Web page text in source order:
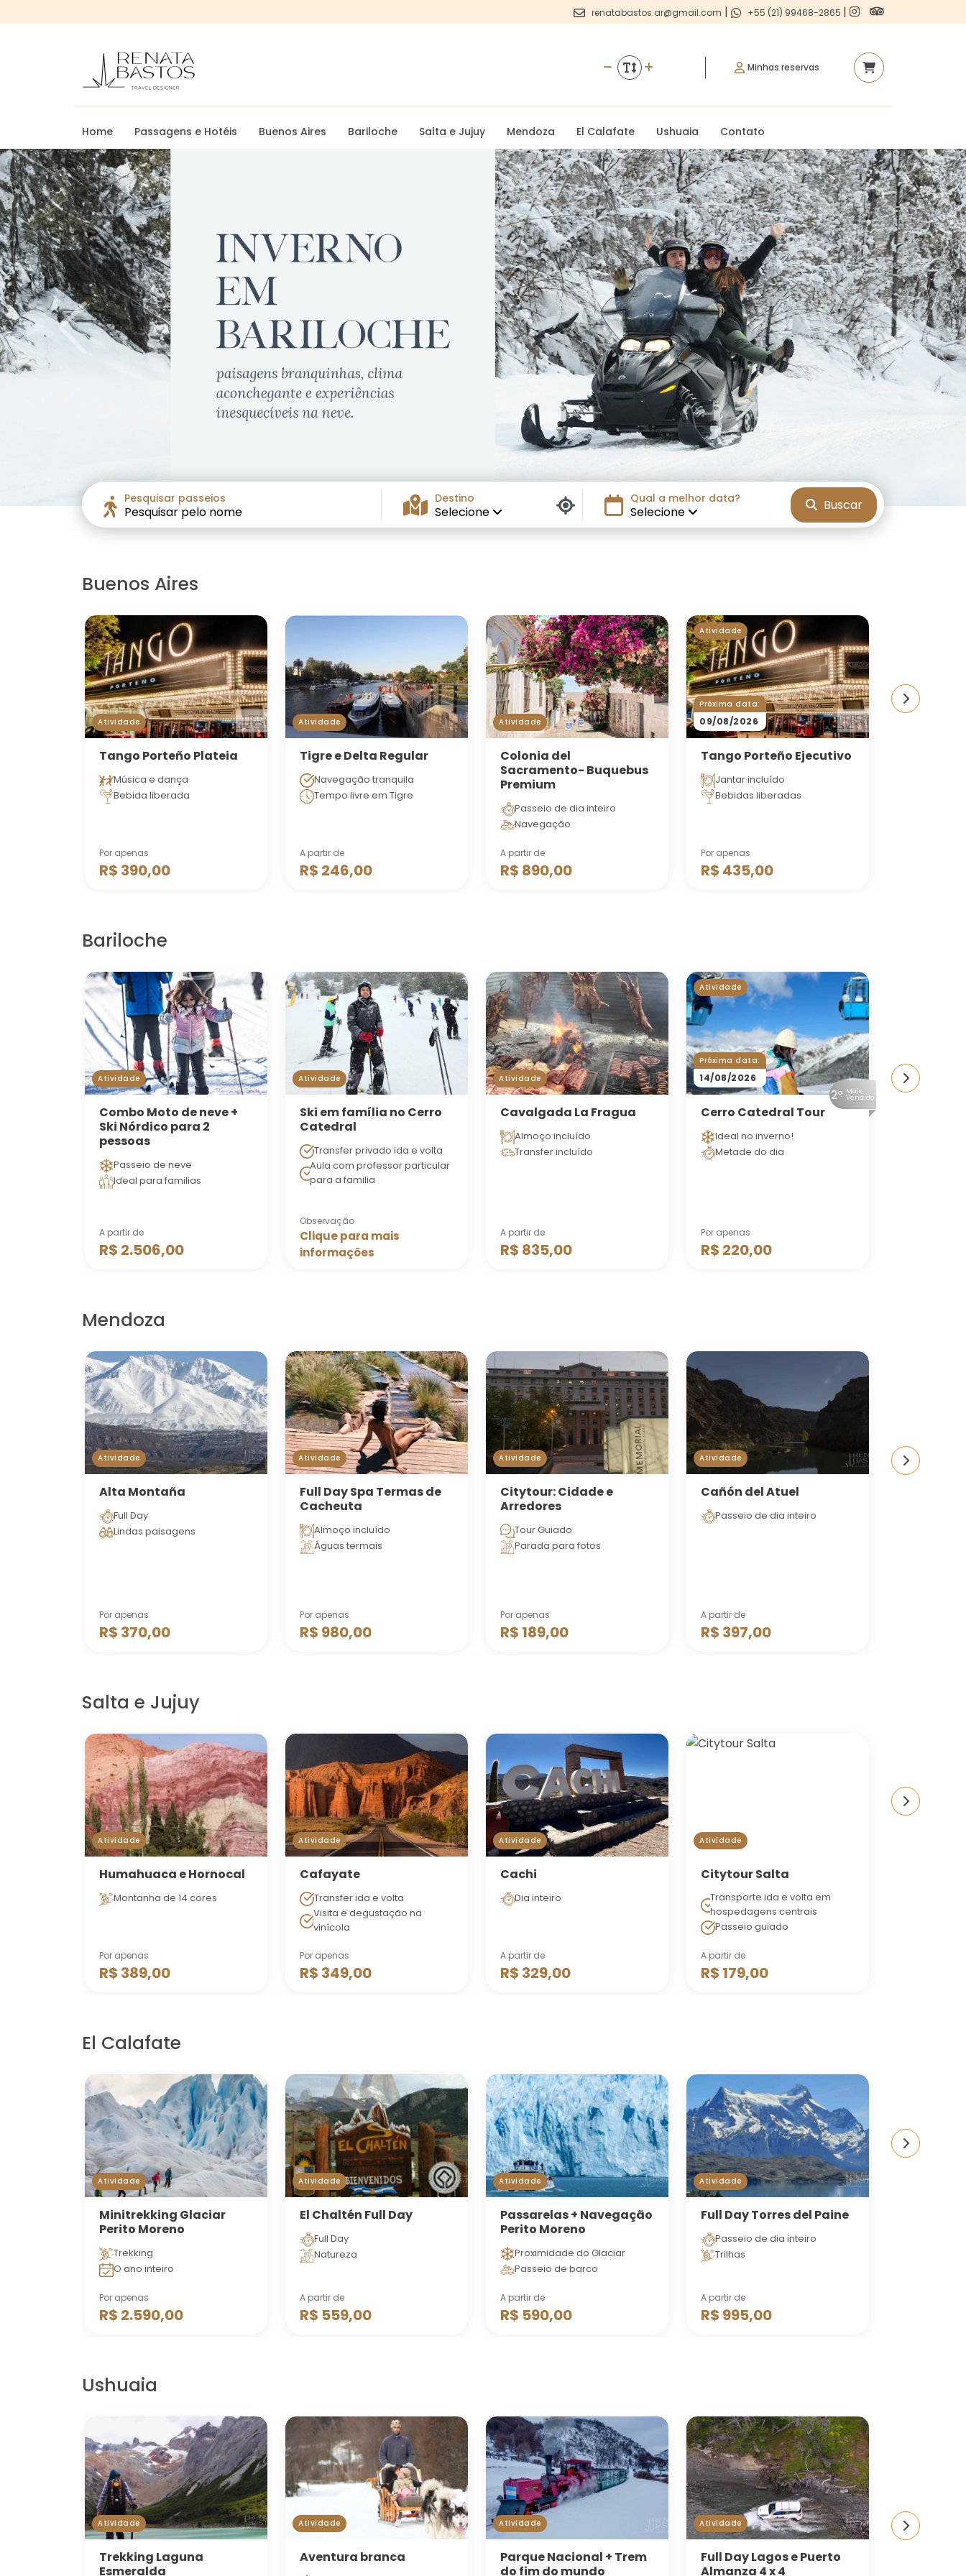
renatabastos.ar@gmail.com | +55 (21) 99468-2865 |
Minhas reservas
Home Passagens e Hotéis Buenos Aires Bariloche Salta e Jujuy Mendoza El Calafate Ushuaia Contato
Previous Next
Pesquisar passeios
Pesquisar pelo nome
Destino
Selecione
Qual a melhor data?
Selecione Buscar
Buenos Aires
Atividade
Tango Porteño Plateia
Música e dança
Bebida liberada
Por apenas
R$ 390,00
Atividade
Tigre e Delta Regular
Navegação tranquila
Tempo livre em Tigre
A partir de
R$ 246,00
Atividade
Colonia del
Sacramento- Buquebus
Premium
Passeio de dia inteiro
Navegação
A partir de
R$ 890,00
Atividade
Próxima data:
09/08/2026
Tango Porteño Ejecutivo
Jantar incluído
Bebidas liberadas
Por apenas
R$ 435,00
Bariloche
Atividade
Combo Moto de neve +
Ski Nórdico para 2
pessoas
Passeio de neve
Ideal para familias
A partir de
R$ 2.506,00
Atividade
Ski em família no Cerro
Catedral
Transfer privado ida e volta
Aula com professor particular
para a familia
Observação
Clique para mais
informações
Atividade
Cavalgada La Fragua
Almoço incluído
Transfer incluído
A partir de
R$ 835,00
Atividade
Próxima data:
14/08/2026
2ºMais
Vendido
Cerro Catedral Tour
Ideal no inverno!
Metade do dia
Por apenas
R$ 220,00
Atividade
Mendoza
Atividade
Alta Montaña
Full Day
Lindas paisagens
Por apenas
R$ 370,00
Atividade
Full Day Spa Termas de
Cacheuta
Almoço incluído
Águas termais
Por apenas
R$ 980,00
Atividade
Citytour: Cidade e
Arredores
Tour Guiado
Parada para fotos
Por apenas
R$ 189,00
Atividade
Cañón del Atuel
Passeio de dia inteiro
A partir de
R$ 397,00
Atividade
Salta e Jujuy
Atividade
Humahuaca e Hornocal
Montanha de 14 cores
Por apenas
R$ 389,00
Atividade
Cafayate
Transfer ida e volta
Visita e degustação na
vinícola
Por apenas
R$ 349,00
Atividade
Cachi
Dia inteiro
A partir de
R$ 329,00
Atividade
Citytour Salta
Transporte ida e volta em
hospedagens centrais
Passeio guiado
A partir de
R$ 179,00
El Calafate
Atividade
Minitrekking Glaciar
Perito Moreno
Trekking
O ano inteiro
Por apenas
R$ 2.590,00
Atividade
El Chaltén Full Day
Full Day
Natureza
A partir de
R$ 559,00
Atividade
Passarelas + Navegação
Perito Moreno
Proximidade do Glaciar
Passeio de barco
A partir de
R$ 590,00
Atividade
Full Day Torres del Paine
Passeio de dia inteiro
Trilhas
A partir de
R$ 995,00
Ushuaia
Atividade
Trekking Laguna
Esmeralda
Atividade
Aventura branca
Atividade
Parque Nacional + Trem
do fim do mundo
Atividade
Full Day Lagos e Puerto
Almanza 4 x 4
Atividade